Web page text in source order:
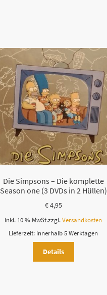
Die Simpsons – Die komplette
Season one (3 DVDs in 2 Hüllen)
€4,95
inkl. 10 % MwSt.zzgl.Versandkosten
Lieferzeit: innerhalb 5 Werktagen
Details